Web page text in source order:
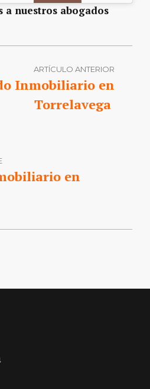
a nuestros abogados
ARTÍCULO ANTERIOR
Inmobiliario en
Torrelavega
en